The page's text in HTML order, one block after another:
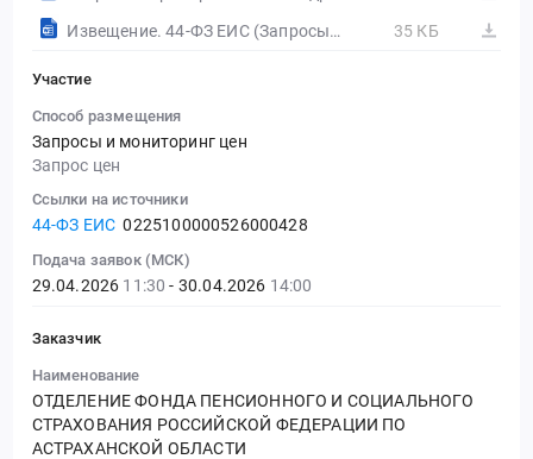
Извещение. 44-ФЗ ЕИС (Запросы цен товаров, работ, услуг)
35 КБ
Участие
Способ размещения
Запросы и мониторинг цен
Запрос цен
Ссылки на источники
44-ФЗ ЕИС 0225100000526000428
Подача заявок (МСК)
29.04.2026 11:30 - 30.04.2026 14:00
Заказчик
Наименование
ОТДЕЛЕНИЕ ФОНДА ПЕНСИОННОГО И СОЦИАЛЬНОГО
СТРАХОВАНИЯ РОССИЙСКОЙ ФЕДЕРАЦИИ ПО
АСТРАХАНСКОЙ ОБЛАСТИ